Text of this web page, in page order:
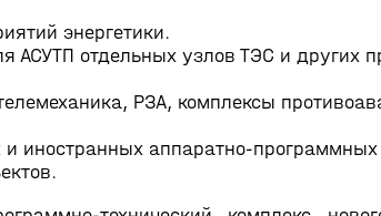
энергетики.
АСУТП отдельных узлов ТЭС и других
РЗА, комплексы
иностранных аппаратно-